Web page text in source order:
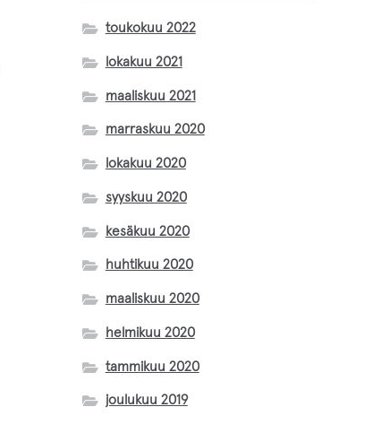
Matilda Kumma
Taru Maaret Päiviö
toukokuu 2022
lokakuu 2021
maaliskuu 2021
marraskuu 2020
lokakuu 2020
syyskuu 2020
kesäkuu 2020
huhtikuu 2020
maaliskuu 2020
helmikuu 2020
tammikuu 2020
joulukuu 2019